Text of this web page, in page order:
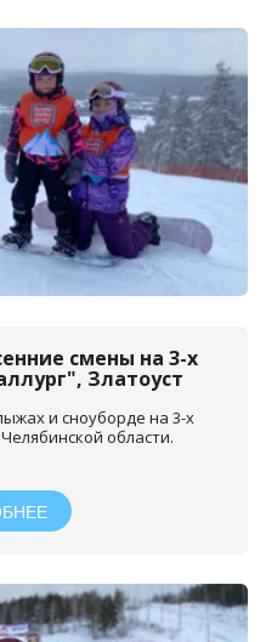
смены на 3-х
Златоуст
и сноуборде на 3-х
области.